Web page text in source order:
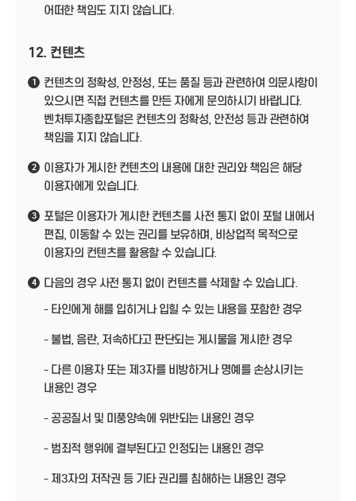
어떠한 책임도 지지 않습니다.
12. 컨텐츠
1
컨텐츠의 정확성, 안정성, 또는 품질 등과 관련하여 의문사항이
있으시면 직접 컨텐츠를 만든 자에게 문의하시기 바랍니다.
벤처투자종합포털은 컨텐츠의 정확성, 안전성 등과 관련하여
책임을 지지 않습니다.
2
이용자가 게시한 컨텐츠의 내용에 대한 권리와 책임은 해당
이용자에게 있습니다.
3
포털은 이용자가 게시한 컨텐츠를 사전 통지 없이 포털 내에서
편집, 이동할 수 있는 권리를 보유하며, 비상업적 목적으로
이용자의 컨텐츠를 활용할 수 있습니다.
4
다음의 경우 사전 통지 없이 컨텐츠를 삭제할 수 있습니다.
- 타인에게 해를 입히거나 입힐 수 있는 내용을 포함한 경우
- 불법, 음란, 저속하다고 판단되는 게시물을 게시한 경우
- 다른 이용자 또는 제3자를 비방하거나 명예를 손상시키는
내용인 경우
- 공공질서 및 미풍양속에 위반되는 내용인 경우
- 범죄적 행위에 결부된다고 인정되는 내용인 경우
- 제3자의 저작권 등 기타 권리를 침해하는 내용인 경우